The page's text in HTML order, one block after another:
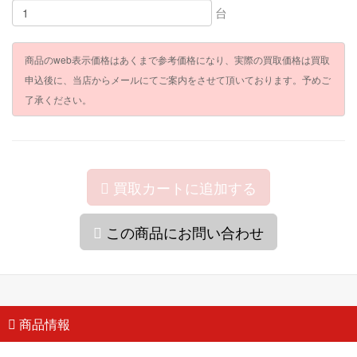
台
商品のweb表示価格はあくまで参考価格になり、実際の買取価格は買取
申込後に、当店からメールにてご案内をさせて頂いております。予めご
了承ください。
買取カートに追加する
この商品にお問い合わせ
商品情報